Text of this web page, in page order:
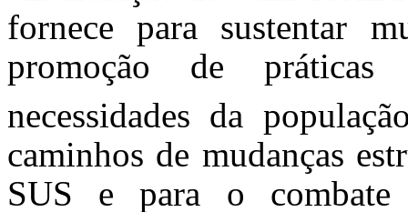
fornece para sustentar
promoção de
necessidades da
caminhos de mudanças
SUS e para o combate